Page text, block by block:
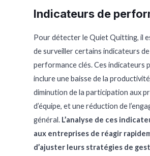
Indicateurs de
Pour détecter le Quiet Quitting, il
de surveiller certains indicateurs de
performance clés. Ces indicateurs
inclure une baisse de la
diminution de la participation aux
d’équipe, et une réduction de
général. L’analyse de ces
aux entreprises de réagir
d’ajuster leurs stratégies de